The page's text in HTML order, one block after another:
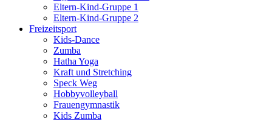
Eltern-Kind-Gruppe 1
Eltern-Kind-Gruppe 2
Freizeitsport
Kids-Dance
Zumba
Hatha Yoga
Kraft und Stretching
Speck Weg
Hobbyvolleyball
Frauengymnastik
Kids Zumba